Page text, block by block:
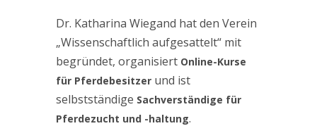
Dr. Katharina Wiegand hat den Verein
„Wissenschaftlich aufgesattelt“ mit
begründet, organisiert Online-Kurse
für Pferdebesitzer und ist
selbstständige Sachverständige für
Pferdezucht und -haltung.